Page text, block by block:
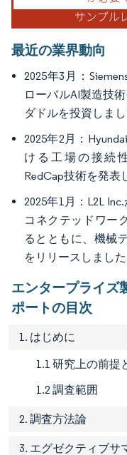
最近の業界動向
2025年3月：
ローバルAI製造技
ダドルを投資しまし
2025年2月：
ける工場の接続
RedCap技術を発表
2025年1月：L2L
コネクテッドワー
るとともに、機械
をリリースしました
エンタープライズ
ポートの目次
1. はじめに
1.1 研究上の前提
1.2 調査範囲
2. 調査方法論
3. エグゼクティブサ